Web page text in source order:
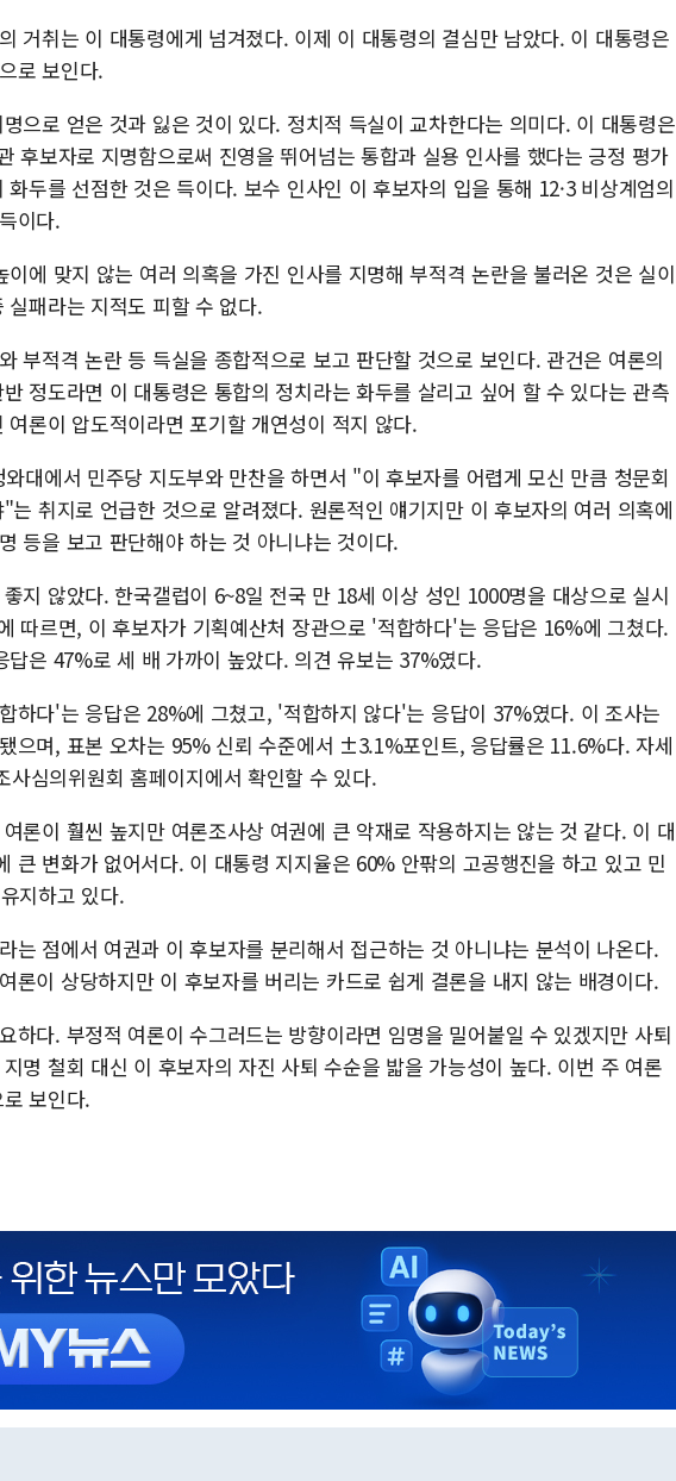
거취는 이 대통령에게 넘겨졌다. 이제 이 대통령의 결심만 남았다. 이 대통령은
로 보인다.
으로 얻은 것과 잃은 것이 있다. 정치적 득실이 교차한다는 의미다. 이 대통령은
후보자로 지명함으로써 진영을 뛰어넘는 통합과 실용 인사를 했다는 긍정 평가
두를 선점한 것은 득이다. 보수 인사인 이 후보자의 입을 통해 12·3 비상계엄의
이다.
에 맞지 않는 여러 의혹을 가진 인사를 지명해 부적격 논란을 불러온 것은 실이
실패라는 지적도 피할 수 없다.
부적격 논란 등 득실을 종합적으로 보고 판단할 것으로 보인다. 관건은 여론의
정도라면 이 대통령은 통합의 정치라는 화두를 살리고 싶어 할 수 있다는 관측
여론이 압도적이라면 포기할 개연성이 적지 않다.
대에서 민주당 지도부와 만찬을 하면서 "이 후보자를 어렵게 모신 만큼 청문회
는 취지로 언급한 것으로 알려졌다. 원론적인 얘기지만 이 후보자의 여러 의혹에
등을 보고 판단해야 하는 것 아니냐는 것이다.
지 않았다. 한국갤럽이 6~8일 전국 만 18세 이상 성인 1000명을 대상으로 실시
따르면, 이 후보자가 기획예산처 장관으로 '적합하다'는 응답은 16%에 그쳤다.
은 47%로 세 배 가까이 높았다. 의견 유보는 37%였다.
하다'는 응답은 28%에 그쳤고, '적합하지 않다'는 응답이 37%였다. 이 조사는
으며, 표본 오차는 95% 신뢰 수준에서 ±3.1%포인트, 응답률은 11.6%다. 자세
사심의위원회 홈페이지에서 확인할 수 있다.
론이 훨씬 높지만 여론조사상 여권에 큰 악재로 작용하지는 않는 것 같다. 이 대
큰 변화가 없어서다. 이 대통령 지지율은 60% 안팎의 고공행진을 하고 있고 민
지하고 있다.
는 점에서 여권과 이 후보자를 분리해서 접근하는 것 아니냐는 분석이 나온다.
론이 상당하지만 이 후보자를 버리는 카드로 쉽게 결론을 내지 않는 배경이다.
하다. 부정적 여론이 수그러드는 방향이라면 임명을 밀어붙일 수 있겠지만 사퇴
명 철회 대신 이 후보자의 자진 사퇴 수순을 밟을 가능성이 높다. 이번 주 여론
보인다.